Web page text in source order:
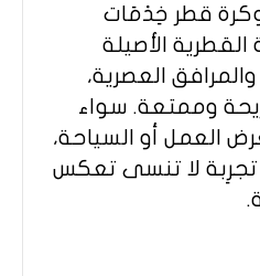
قطر خِدْمَات
الأصيلة
العصرية،
وممتعة. سواء
العمل أو السياحة،
لا تنسى تعكس